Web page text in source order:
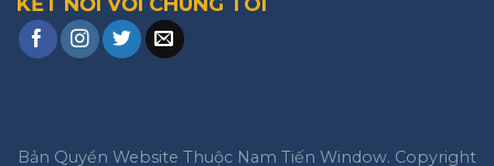
Bản Quyền Website Thuộc Nam Tiến Window. Copyright